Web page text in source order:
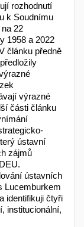
rozhodnutí
k Soudnímu
22
1958 a 2022
článku předně
výrazné
části článku
ústavní
zájmů
ústavních
Lucemburkem
identifikuji čtyři
institucionální,